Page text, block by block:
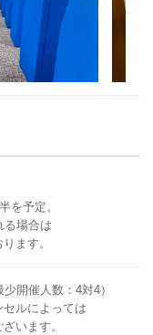
を予定。
る場合は
ます。
開催人数：4対4）
ルによっては
います。